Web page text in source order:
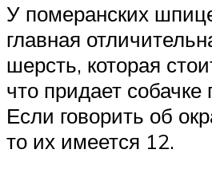
У померанских
главная
шерсть, которая
что придает собачке
Если говорить об
то их имеется 12.